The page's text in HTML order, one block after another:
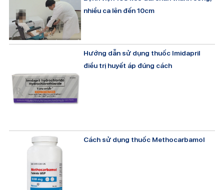
nhiều ca lên đến 10cm
Hướng dẫn sử dụng thuốc Imidapril
điều trị huyết áp đúng cách
Cách sử dụng thuốc Methocarbamol